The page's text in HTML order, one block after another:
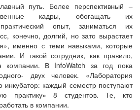
путь. Более перспективный –
кадры, обогащать их
опыт, заниматься их
конечно, долгий, но зато вырастает
именно с теми навыками, которые
И такой сотрудник, как правило,
компании. В InfoWatch за год пока
двух человек. «Лаборатория
инкубатор: каждый семестр поступают
практику» 8 студентов. Те, кто
в компании.